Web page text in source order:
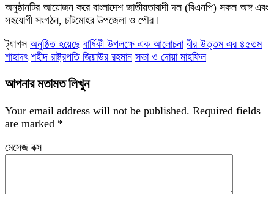
অনুষ্ঠানটির আয়োজন করে বাংলাদেশ জাতীয়তাবাদী দল (বিএনপি) সকল অঙ্গ এবং
সহযোগী সংগঠন, চাটমোহর উপজেলা ও পৌর।
ট্যাগস অনুষ্ঠিত হয়েছে বার্ষিকী উপলক্ষে এক আলোচনা বীর উত্তম এর ৪৫তম
শাহাদৎ শহীদ রাষ্ট্রপতি জিয়াউর রহমান সভা ও দোয়া মাহফিল
আপনার মতামত লিখুন
Your email address will not be published. Required fields
are marked *
মেসেজ বক্স